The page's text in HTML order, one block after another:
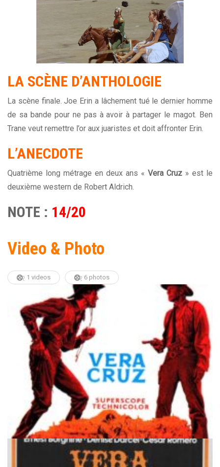
LA SCÈNE D’ANTHOLOGIE
La scène finale. Joe Erin a lâchement tué le dernier homme
de sa bande pour ne pas à avoir à partager le magot. Ben
Trane veut remettre l’or aux juaristes et doit affronter Erin.
L’ANECDOTE
Quatrième long métrage en deux ans « Vera Cruz » est le
deuxième western de Robert Aldrich.
NOTE : 14/20
Video & Photo
1 videos 6 photos